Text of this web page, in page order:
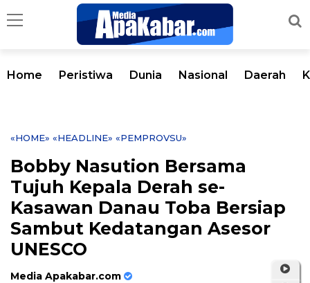
Home Peristiwa Dunia Nasional Daerah
«HOME» «HEADLINE» «PEMPROVSU»
Bobby Nasution Bersama
Tujuh Kepala Derah se-
Kasawan Danau Toba Bersiap
Sambut Kedatangan Asesor
UNESCO
Media Apakabar.com